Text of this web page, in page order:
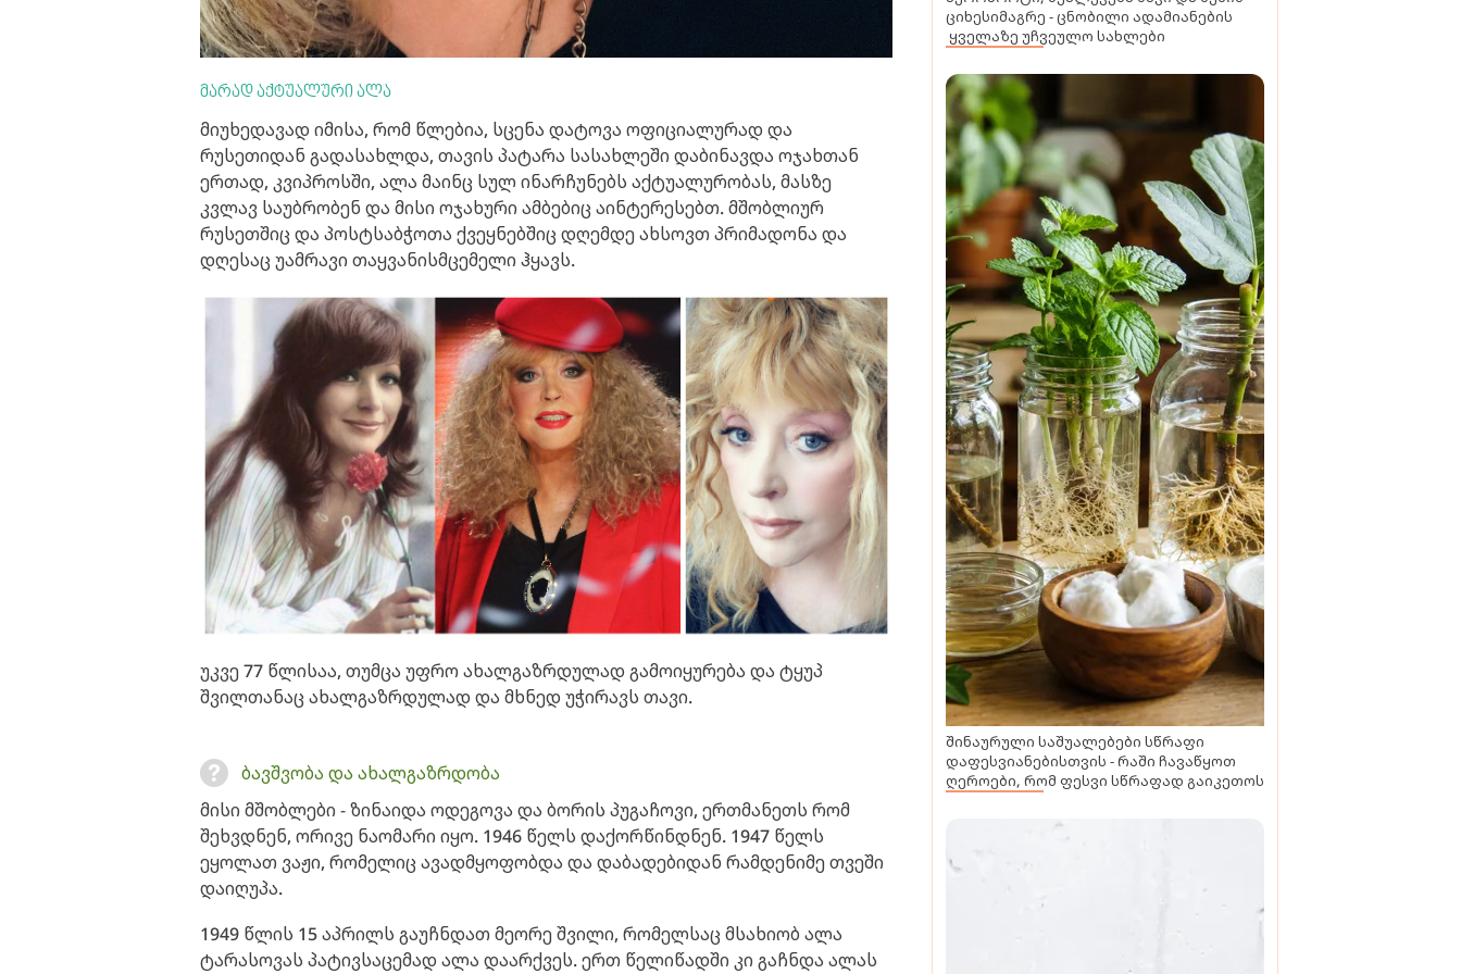
მარად აქტუალური ალა
მიუხედავად იმისა, რომ წლებია, სცენა დატოვა ოფიციალურად და
რუსეთიდან გადასახლდა, თავის პატარა სასახლეში დაბინავდა ოჯახთან
ერთად, კვიპროსში, ალა მაინც სულ ინარჩუნებს აქტუალურობას, მასზე
კვლავ საუბრობენ და მისი ოჯახური ამბებიც აინტერესებთ. მშობლიურ
რუსეთშიც და პოსტსაბჭოთა ქვეყნებშიც დღემდე ახსოვთ პრიმადონა და
დღესაც უამრავი თაყვანისმცემელი ჰყავს.
უკვე 77 წლისაა, თუმცა უფრო ახალგაზრდულად გამოიყურება და ტყუპ
შვილთანაც ახალგაზრდულად და მხნედ უჭირავს თავი.
ბავშვობა და ახალგაზრდობა
მისი მშობლები - ზინაიდა ოდეგოვა და ბორის პუგაჩოვი, ერთმანეთს რომ
შეხვდნენ, ორივე ნაომარი იყო. 1946 წელს დაქორწინდნენ. 1947 წელს
ეყოლათ ვაჟი, რომელიც ავადმყოფობდა და დაბადებიდან რამდენიმე თვეში
დაიღუპა.
1949 წლის 15 აპრილს გაუჩნდათ მეორე შვილი, რომელსაც მსახიობ ალა
ტარასოვას პატივსაცემად ალა დაარქვეს. ერთ წელიწადში კი გაჩნდა ალას
ციხესიმაგრე - ცნობილი ადამიანების
ყველაზე უჩვეულო სახლები
შინაურული საშუალებები სწრაფი
დაფესვიანებისთვის - რაში ჩავაწყოთ
ღეროები, რომ ფესვი სწრაფად გაიკეთოს